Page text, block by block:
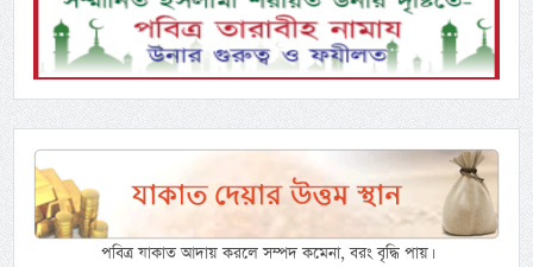
পবিত্র যাকাত আদায় করলে সম্পদ কমেনা, বরং বৃদ্ধি পায়।